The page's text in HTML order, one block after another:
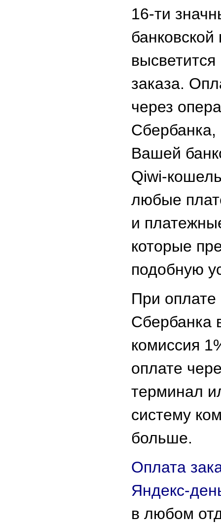
16-ти
заказа.
через
Вашей
Qiwi-
любые
и
которые
подобную
При оплате
Сбербанка
комиссия
оплате
терминал
систему
больше.
Оплата
Яндекс-
в любом